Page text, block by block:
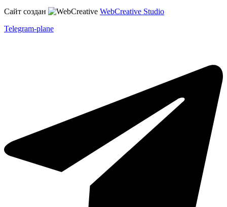
Сайт создан
WebCreative Studio
Telegram-plane